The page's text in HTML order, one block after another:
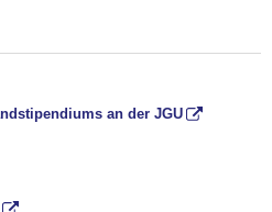
an der JGU